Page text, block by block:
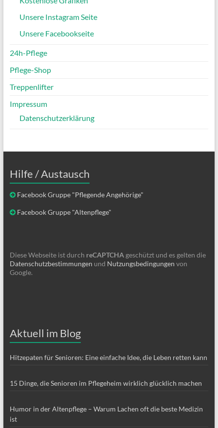
Unsere Instagram Seite
Unsere Facebookseite
24h-Pflege
Pflege-Shop
Treppenlifter
Impressum
Datenschutzerklärung
Hilfe / Austausch
Facebook Gruppe "Pflegende Angehörige"
Facebook Gruppe "Altenpflege"
Diese Webseite ist durch reCAPTCHAgeschützt und es gelten die
Datenschutzbestimmungen und Nutzungsbedingungen von
Google.
Aktuell im Blog
Hitzepaten für Senioren: Eine einfache Idee, die Leben retten kann
15 Dinge, die Senioren im Pflegeheim wirklich glücklich machen
Humor in der Altenpflege – Warum Lachen oft die beste Medizin
ist